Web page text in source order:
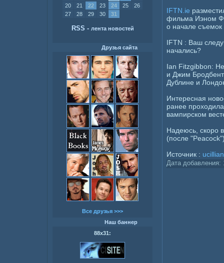
20
21 22 23 24 25
26
27
28 29 30 31
RSS - лента новостей
Друзья сайта
Все друзья >>>
Наш баннер
88х31:
IFTN.ie
фильма Иэном
о начале съемок
IFTN : Ваш
начались?
Ian Fitzgibbon:
и Джим
Дублине и
Интересная
ранее
вампирском
Надеюсь, скоро
(после
Источник :
Дата добавления: